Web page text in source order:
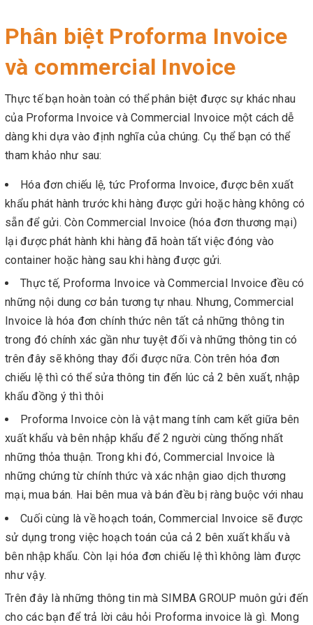
Phân biệt Proforma Invoice
và commercial Invoice
Thực tế bạn hoàn toàn có thể phân biệt được sự khác nhau
của Proforma Invoice và Commercial Invoice một cách dễ
dàng khi dựa vào định nghĩa của chúng. Cụ thể bạn có thể
tham khảo như sau:
Hóa đơn chiếu lệ, tức Proforma Invoice, được bên xuất
khẩu phát hành trước khi hàng được gửi hoặc hàng không có
sẵn để gửi. Còn Commercial Invoice (hóa đơn thương mại)
lại được phát hành khi hàng đã hoàn tất việc đóng vào
container hoặc hàng sau khi hàng được gửi.
Thực tế, Proforma Invoice và Commercial Invoice đều có
những nội dung cơ bản tương tự nhau. Nhưng, Commercial
Invoice là hóa đơn chính thức nên tất cả những thông tin
trong đó chính xác gần như tuyệt đối và những thông tin có
trên đây sẽ không thay đổi được nữa. Còn trên hóa đơn
chiếu lệ thì có thể sửa thông tin đến lúc cả 2 bên xuất, nhập
khẩu đồng ý thì thôi
Proforma Invoice còn là vật mang tính cam kết giữa bên
xuất khẩu và bên nhập khẩu để 2 người cùng thống nhất
những thỏa thuận. Trong khi đó, Commercial Invoice là
những chứng từ chính thức và xác nhận giao dịch thương
mại, mua bán. Hai bên mua và bán đều bị ràng buộc với nhau
Cuối cùng là về hoạch toán, Commercial Invoice sẽ được
sử dụng trong việc hoạch toán của cả 2 bên xuất khẩu và
bên nhập khẩu. Còn lại hóa đơn chiếu lệ thì không làm được
như vậy.
Trên đây là những thông tin mà SIMBA GROUP muôn gửi đến
cho các bạn để trả lời câu hỏi Proforma invoice là gì. Mong